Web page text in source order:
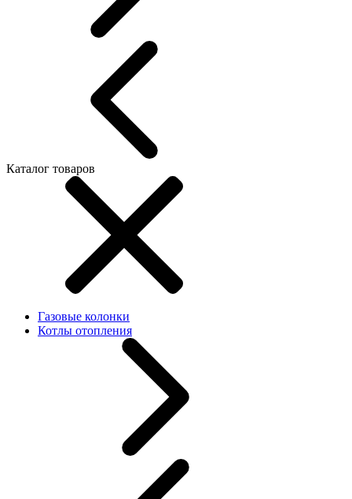
Каталог товаров
Газовые колонки
Котлы отопления